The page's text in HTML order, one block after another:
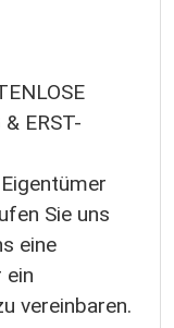
ERST-
Sie uns
eine
ein
vereinbaren.